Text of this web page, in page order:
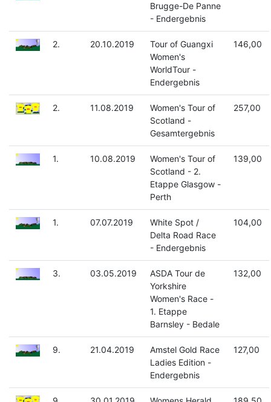
Brugge-De Panne
- Endergebnis
2. 20.10.2019
Tour of Guangxi
Women's
WorldTour -
Endergebnis
146,00
2. 11.08.2019
Women's Tour of
Scotland -
Gesamtergebnis
257,00
1. 10.08.2019
Women's Tour of
Scotland - 2.
Etappe Glasgow -
Perth
139,00
1. 07.07.2019
White Spot /
Delta Road Race
- Endergebnis
104,00
3. 03.05.2019
ASDA Tour de
Yorkshire
Women's Race -
1. Etappe
Barnsley - Bedale
132,00
9. 21.04.2019
Amstel Gold Race
Ladies Edition -
Endergebnis
127,00